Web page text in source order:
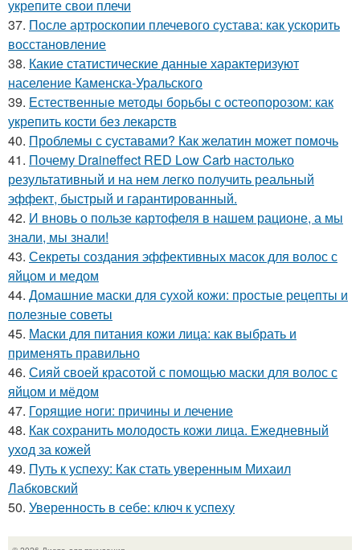
укрепите свои плечи
37. После артроскопии плечевого сустава: как ускорить
восстановление
38. Какие статистические данные характеризуют
население Каменска-Уральского
39. Естественные методы борьбы с остеопорозом: как
укрепить кости без лекарств
40. Проблемы с суставами? Как желатин может помочь
41. Почему Draineffect RED Low Carb настолько
результативный и на нем легко получить реальный
эффект, быстрый и гарантированный.
42. И вновь о пользе картофеля в нашем рационе, а мы
знали, мы знали!
43. Секреты создания эффективных масок для волос с
яйцом и медом
44. Домашние маски для сухой кожи: простые рецепты и
полезные советы
45. Маски для питания кожи лица: как выбрать и
применять правильно
46. Сияй своей красотой с помощью маски для волос с
яйцом и мёдом
47. Горящие ноги: причины и лечение
48. Как сохранить молодость кожи лица. Ежедневный
уход за кожей
49. Путь к успеху: Как стать уверенным Михаил
Лабковский
50. Уверенность в себе: ключ к успеху